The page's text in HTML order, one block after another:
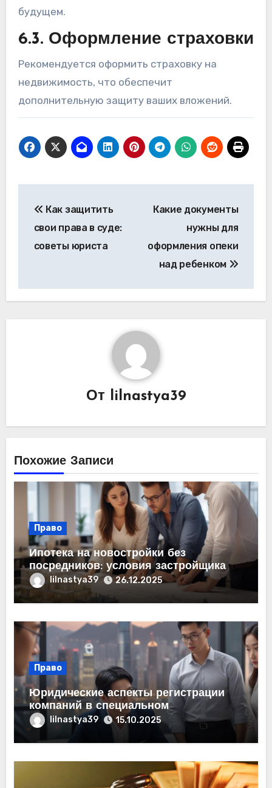
будущем.
6.3. Оформление страховки
Рекомендуется оформить страховку на
недвижимость, что обеспечит
дополнительную защиту ваших вложений.
по
записям
Как защитить
свои права в суде:
советы юриста
Какие документы
нужны для
оформления опеки
над ребенком
От lilnastya39
Похожие Записи
Право
Ипотека на новостройки без
посредников: условия застройщика
lilnastya39 26.12.2025
Право
Юридические аспекты регистрации
компаний в специальном
административном районе Китая
lilnastya39 15.10.2025